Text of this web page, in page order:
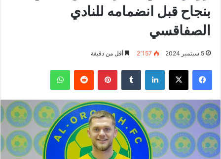
بنجاح قبل انضمامه للنادي
الصفاقسي
5 سبتمبر 2024 2٬157 أقل من دقيقة
فيسبوك ‫X لينكدإن بينتيريست واتساب